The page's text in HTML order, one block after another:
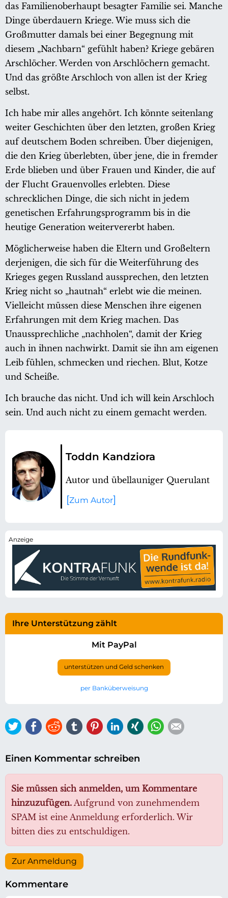
das Familienoberhaupt besagter Familie sei. Manche
Dinge überdauern Kriege. Wie muss sich die
Großmutter damals bei einer Begegnung mit
diesem „Nachbarn“ gefühlt haben? Kriege gebären
Arschlöcher. Werden von Arschlöchern gemacht.
Und das größte Arschloch von allen ist der Krieg
selbst.
Ich habe mir alles angehört. Ich könnte seitenlang
weiter Geschichten über den letzten, großen Krieg
auf deutschem Boden schreiben. Über diejenigen,
die den Krieg überlebten, über jene, die in fremder
Erde blieben und über Frauen und Kinder, die auf
der Flucht Grauenvolles erlebten. Diese
schrecklichen Dinge, die sich nicht in jedem
genetischen Erfahrungsprogramm bis in die
heutige Generation weitervererbt haben.
Möglicherweise haben die Eltern und Großeltern
derjenigen, die sich für die Weiterführung des
Krieges gegen Russland aussprechen, den letzten
Krieg nicht so „hautnah“ erlebt wie die meinen.
Vielleicht müssen diese Menschen ihre eigenen
Erfahrungen mit dem Krieg machen. Das
Unaussprechliche „nachholen“, damit der Krieg
auch in ihnen nachwirkt. Damit sie ihn am eigenen
Leib fühlen, schmecken und riechen. Blut, Kotze
und Scheiße.
Ich brauche das nicht. Und ich will kein Arschloch
sein. Und auch nicht zu einem gemacht werden.
Toddn Kandziora
Autor und übellauniger Querulant
Zum Autor
Ihre Unterstützung zählt
Mit PayPal
unterstützen und Geld schenken
per Banküberweisung
TwitterFacebook
ReddittumblrPinterestLinkedIn
Xing WhatsApp
Einen Kommentar schreiben
Sie müssen sich anmelden, um Kommentare
hinzuzufügen. Aufgrund von zunehmendem
SPAM ist eine Anmeldung erforderlich. Wir
bitten dies zu entschuldigen.
Zur Anmeldung
Kommentare